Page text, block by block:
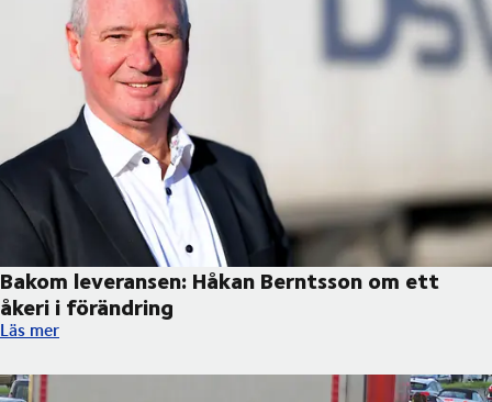
Bakom leveransen: Håkan Berntsson om ett
åkeri i förändring
Bakom leveransen: Håkan Berntsson om ett åkeri i förändring
Läs mer